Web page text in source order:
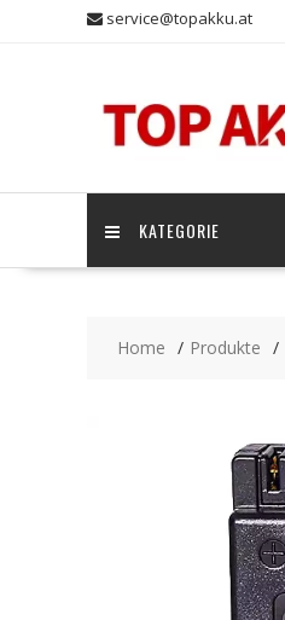
service@topakku.at
KATEGORIE
Home Produkte